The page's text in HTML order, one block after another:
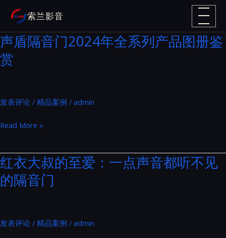
内
容
索兰影音
声盾隔音门2024年全系列产品图册鉴
赏
发表评论 / 精品案例 / admin
声
隔
音
门
全
Read More »
红衣大叔的至爱：一点声音都听不见
的隔音门
发表评论 / 精品案例 / admin